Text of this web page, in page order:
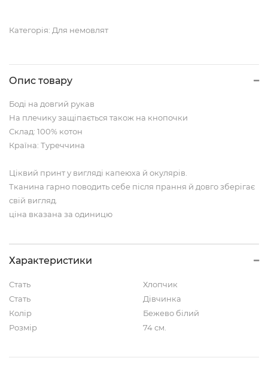
Категорія: Для немовлят
Опис товару
Боді на довгий рукав
На плечику защіпається також на кнопочки
Склад: 100% котон
Країна: Туреччина
Ціквий принт у вигляді капеюха й окулярів.
Тканина гарно поводить себе після прання й довго зберігає
свій вигляд.
ціна вказана за одиницю
Характеристики
Стать
Хлопчик
Стать
Дівчинка
Колір
Бежево білий
Розмір
74 см.